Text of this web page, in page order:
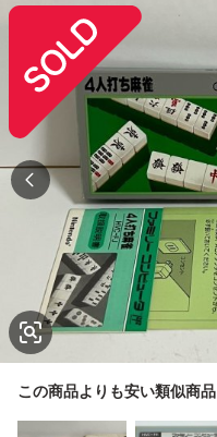
この商品よりも安い類似商品